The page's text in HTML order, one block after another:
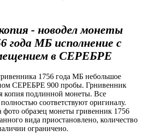
- новодел монеты
года МБ исполнение с
в СЕРЕБРЕ
1756 года МБ небольшое
СЕРЕБРЕ 900 пробы. Грнивенник
копия подлинной монеты. Все
соответствуют оригиналу.
образец монеты гривенник 1756
вида приостановлено, количество
ограничено.